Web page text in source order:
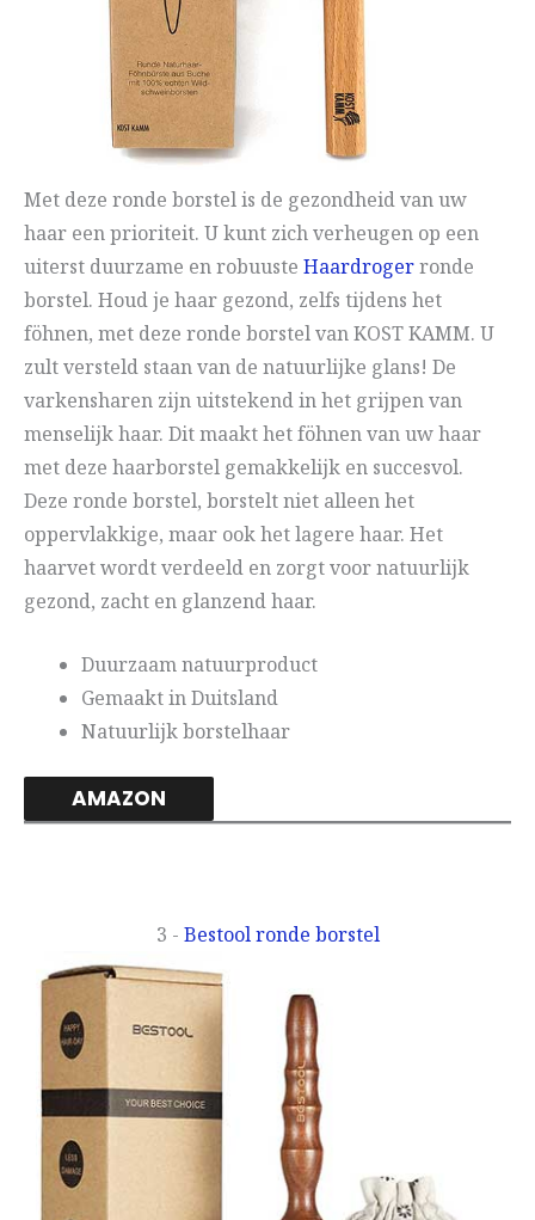
Met deze ronde borstel is de gezondheid van uw
haar een prioriteit. U kunt zich verheugen op een
uiterst duurzame en robuuste Haardrogerronde
borstel. Houd je haar gezond, zelfs tijdens het
föhnen, met deze ronde borstel van KOST KAMM. U
zult versteld staan van de natuurlijke glans! De
varkensharen zijn uitstekend in het grijpen van
menselijk haar. Dit maakt het föhnen van uw haar
met deze haarborstel gemakkelijk en succesvol.
Deze ronde borstel, borstelt niet alleen het
oppervlakkige, maar ook het lagere haar. Het
haarvet wordt verdeeld en zorgt voor natuurlijk
gezond, zacht en glanzend haar.
Duurzaam natuurproduct
Gemaakt in Duitsland
Natuurlijk borstelhaar
AMAZON
3 - Bestool ronde borstel